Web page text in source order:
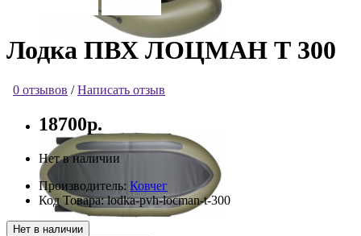
Лодка ПВХ ЛОЦМАН Т 300
0 отзывов /Написать отзыв
18700р.
Нет в наличии
Производитель: Ковчег
Код Товара:lodka-pvh-locman-t-300
Нет в наличии